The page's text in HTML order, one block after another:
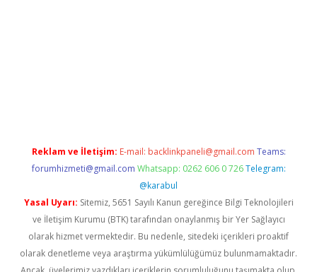
Reklam ve İletişim: E-mail: backlinkpaneli@gmail.com Teams:
forumhizmeti@gmail.com Whatsapp: 0262 606 0 726 Telegram:
@karabul
Yasal Uyarı: Sitemiz, 5651 Sayılı Kanun gereğince Bilgi Teknolojileri
ve İletişim Kurumu (BTK) tarafından onaylanmış bir Yer Sağlayıcı
olarak hizmet vermektedir. Bu nedenle, sitedeki içerikleri proaktif
olarak denetleme veya araştırma yükümlülüğümüz bulunmamaktadır.